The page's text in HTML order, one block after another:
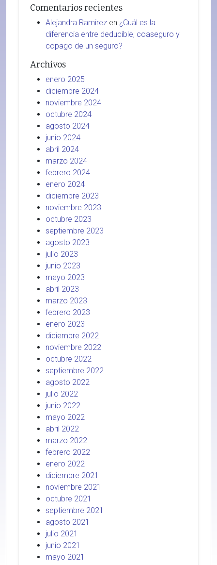
Comentarios recientes
Alejandra Ramirez en ¿Cuál es la
diferencia entre deducible, coaseguro y
copago de un seguro?
Archivos
enero 2025
diciembre 2024
noviembre 2024
octubre 2024
agosto 2024
junio 2024
abril 2024
marzo 2024
febrero 2024
enero 2024
diciembre 2023
noviembre 2023
octubre 2023
septiembre 2023
agosto 2023
julio 2023
junio 2023
mayo 2023
abril 2023
marzo 2023
febrero 2023
enero 2023
diciembre 2022
noviembre 2022
octubre 2022
septiembre 2022
agosto 2022
julio 2022
junio 2022
mayo 2022
abril 2022
marzo 2022
febrero 2022
enero 2022
diciembre 2021
noviembre 2021
octubre 2021
septiembre 2021
agosto 2021
julio 2021
junio 2021
mayo 2021